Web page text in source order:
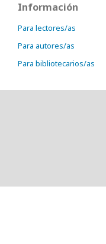
Información
Para lectores/as
Para autores/as
Para bibliotecarios/as